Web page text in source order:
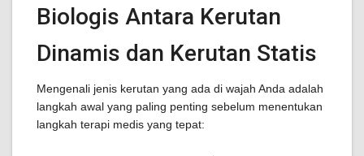
Biologis Antara Kerutan
Dinamis dan Kerutan Statis
Mengenali jenis kerutan yang ada di wajah Anda adalah
langkah awal yang paling penting sebelum menentukan
langkah terapi medis yang tepat: